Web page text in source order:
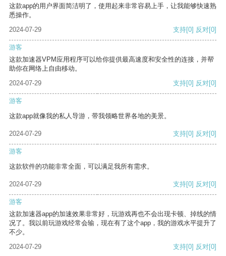
这款app的用户界面简洁明了，使用起来非常容易上手，让我能够快速熟
悉操作。
2024-07-29
支持[0] 反对[0]
游客
这款加速器VPM应用程序可以给你提供最高速度和安全性的连接，并帮
助你在网络上自由移动。
2024-07-29
支持[0] 反对[0]
游客
这款app就像我的私人导游，带我领略世界各地的美景。
2024-07-29 支持[0] 反对[0]
游客
这款软件的功能非常全面，可以满足我所有需求。
2024-07-29 支持[0] 反对[0]
游客
这款加速器app的加速效果非常好，玩游戏再也不会出现卡顿、掉线的情
况了。我以前玩游戏经常会输，现在有了这个app，我的游戏水平提升了
不少。
2024-07-29
支持[0] 反对[0]